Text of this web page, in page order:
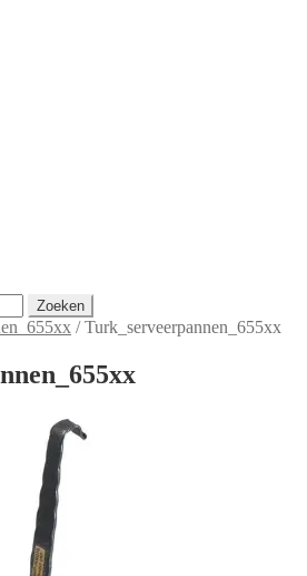
Zoeken
/Turk_serveerpannen_655xx